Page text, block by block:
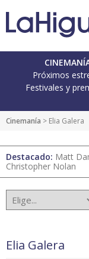
Próximos
Festivales y
Cinemanía > Elia Galera
Destacado: Matt
Christopher Nolan
Elia Galera